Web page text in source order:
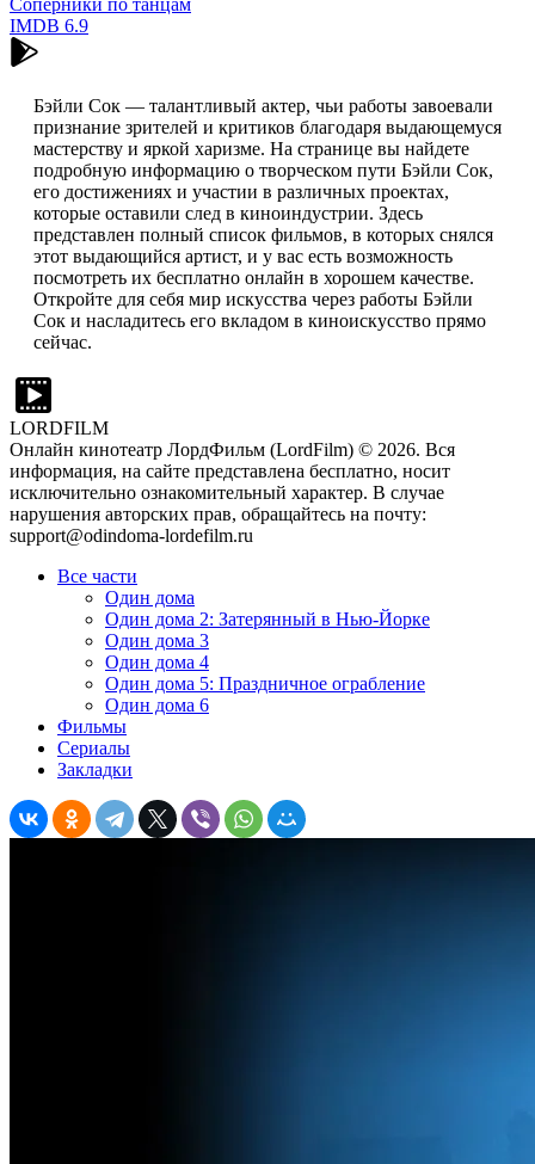
IMDB 6.9
Бэйли Сок — талантливый актер, чьи работы завоевали
признание зрителей и критиков благодаря выдающемуся
мастерству и яркой харизме. На странице вы найдете
подробную информацию о творческом пути Бэйли Сок,
его достижениях и участии в различных проектах,
которые оставили след в киноиндустрии. Здесь
представлен полный список фильмов, в которых снялся
этот выдающийся артист, и у вас есть возможность
посмотреть их бесплатно онлайн в хорошем качестве.
Откройте для себя мир искусства через работы Бэйли
Сок и насладитесь его вкладом в киноискусство прямо
сейчас.
LORDFILM
Онлайн кинотеатр ЛордФильм (LordFilm) © 2026. Вся
информация, на сайте представлена бесплатно, носит
исключительно ознакомительный характер. В случае
нарушения авторских прав, обращайтесь на почту:
support@odindoma-lordefilm.ru
Все части
Один дома
Один дома 2: Затерянный в Нью-Йорке
Один дома 3
Один дома 4
Один дома 5: Праздничное ограбление
Один дома 6
Фильмы
Сериалы
Закладки